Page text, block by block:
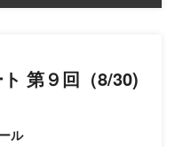
第９回（8/30)
ル